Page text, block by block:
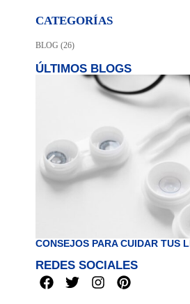
CATEGORÍAS
BLOG (26)
ÚLTIMOS BLOGS
CONSEJOS PARA CUIDAR TUS
REDES SOCIALES